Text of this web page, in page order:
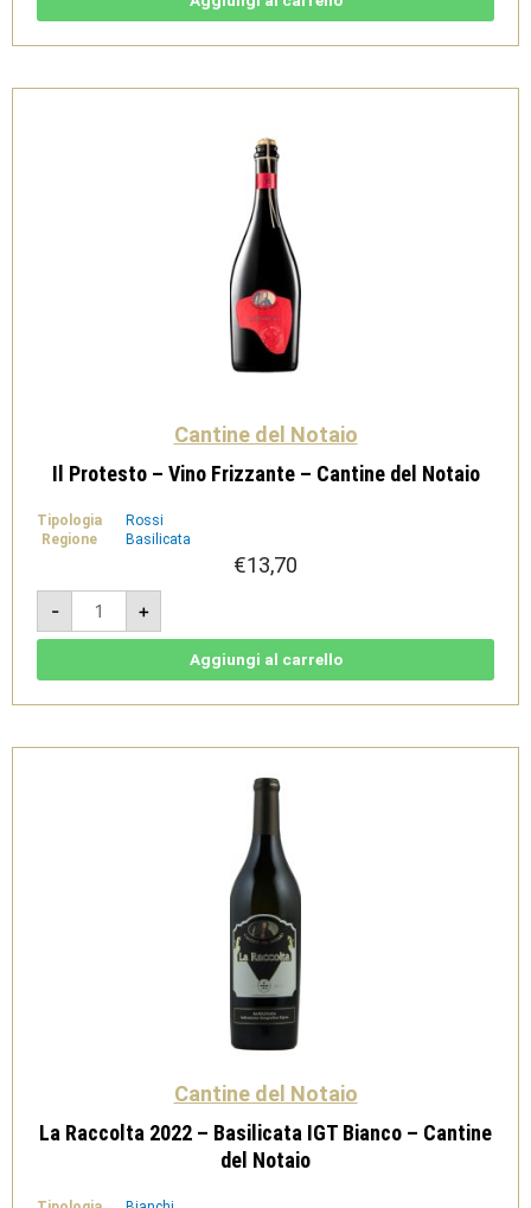
Cantine
quantità
Cantine del Notaio
Il Protesto – Vino Frizzante – Cantine del Notaio
Tipologia
Rossi
Regione
Basilicata
€13,70
-
Il
Protesto
-
Vino
del
+
Aggiungi al carrello
Cantine del Notaio
La Raccolta 2022 – Basilicata IGT Bianco – Cantine
del Notaio